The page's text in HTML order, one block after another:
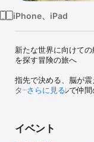
iPhone、iPad
新たな世界に向けて
を探す冒険の旅へ
指先で決める、脳が震
ターン制バトルで仲
突如として起きた魔法
さらに見る
イベント